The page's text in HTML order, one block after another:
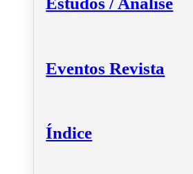
Eventos Revista
Índice